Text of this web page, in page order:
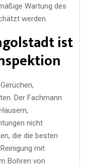
Wartung des
werden.
ist
Der Fachmann
nicht
die die besten
mit
Bohren von